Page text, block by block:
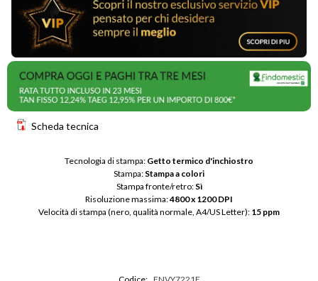
Scheda tecnica
Tecnologia di stampa: Getto termico d'inchiostro
Stampa: Stampa a colori
Stampa fronte/retro: Sì
Risoluzione massima: 4800 x 1200 DPI
Velocità di stampa (nero, qualità normale, A4/US Letter): 15 ppm